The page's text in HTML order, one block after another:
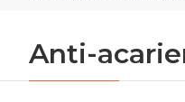
Anti-